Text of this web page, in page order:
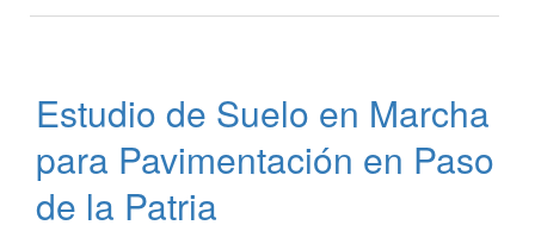
la
Avenida
Prefectura
Naval
Argentina
Estudio de Suelo en Marcha
para Pavimentación en Paso
de la Patria